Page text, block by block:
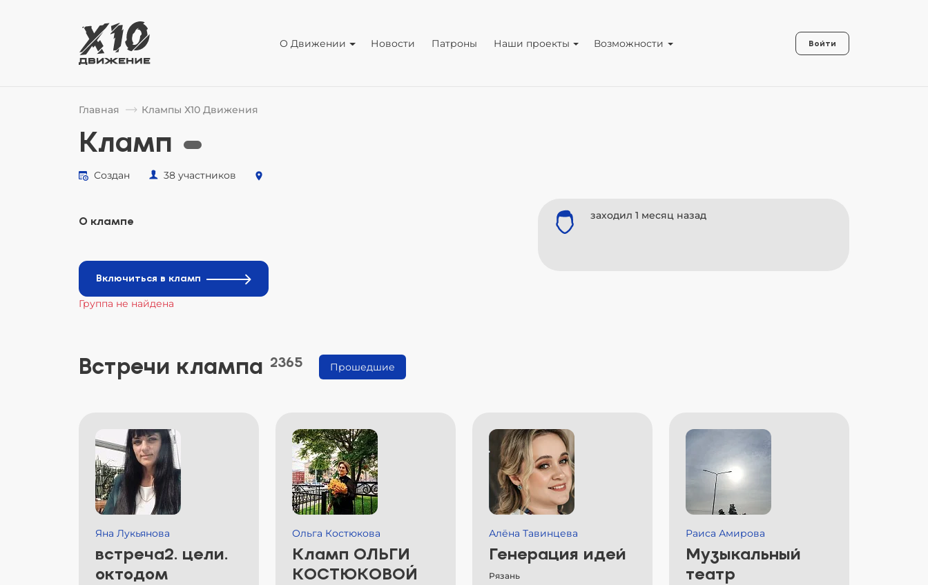
О Движении Новости Патроны Наши проекты Возможности Войти
Главная Клампы Х10 Движения
Кламп
Создан 38 участников
О клампе
Включиться в кламп
заходил 1 месяц назад
Группа не найдена
Встречи клампа 2365 Прошедшие
Яна Лукьянова
встреча2. цели.
октодом
Ольга Костюкова
Кламп ОЛЬГИ
КОСТЮКОВОЙ
Алёна Тавинцева
Генерация идей
Рязань
Раиса Амирова
Музыкальный
театр